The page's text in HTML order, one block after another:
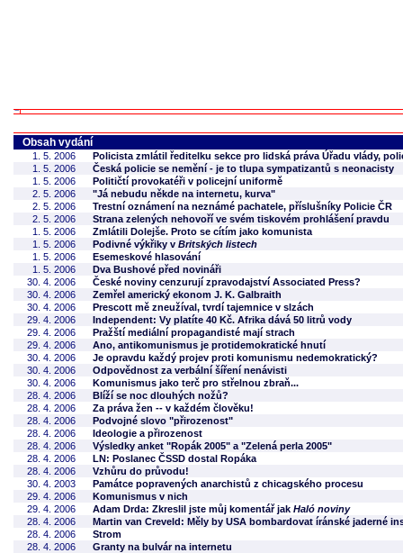
Obsah vydání
1. 5. 2006
Policista zmlátil ředitelku sekce pro lidská práva Úřadu vlády,
1. 5. 2006
Česká policie se nemění - je to tlupa sympatizantů s neonacisty
1. 5. 2006
Političtí provokatéři v policejní uniformě
2. 5. 2006
"Já nebudu někde na internetu, kurva"
2. 5. 2006
Trestní oznámení na neznámé pachatele, příslušníky Policie ČR
2. 5. 2006
Strana zelených nehovoří ve svém tiskovém prohlášení pravdu
1. 5. 2006
Zmlátili Dolejše. Proto se cítím jako komunista
1. 5. 2006
Podivné výkřiky v Britských listech
1. 5. 2006
Esemeskové hlasování
1. 5. 2006
Dva Bushové před novináři
30. 4. 2006
České noviny cenzurují zpravodajství Associated Press?
30. 4. 2006
Zemřel americký ekonom J. K. Galbraith
30. 4. 2006
Prescott mě zneužíval, tvrdí tajemnice v slzách
29. 4. 2006
Independent: Vy platíte 40 Kč. Afrika dává 50 litrů vody
29. 4. 2006
Pražští mediální propagandisté mají strach
29. 4. 2006
Ano, antikomunismus je protidemokratické hnutí
30. 4. 2006
Je opravdu každý projev proti komunismu nedemokratický?
30. 4. 2006
Odpovědnost za verbální šíření nenávisti
30. 4. 2006
Komunismus jako terč pro střelnou zbraň...
28. 4. 2006
Blíží se noc dlouhých nožů?
28. 4. 2006
Za práva žen -- v každém člověku!
28. 4. 2006
Podvojné slovo "přirozenost"
28. 4. 2006
Ideologie a přirozenost
28. 4. 2006
Výsledky anket "Ropák 2005" a "Zelená perla 2005"
28. 4. 2006
LN: Poslanec ČSSD dostal Ropáka
28. 4. 2006
Vzhůru do průvodu!
30. 4. 2003
Památce popravených anarchistů z chicagského procesu
29. 4. 2006
Komunismus v nich
29. 4. 2006
Adam Drda: Zkreslil jste můj komentář jak Haló noviny
28. 4. 2006
Martin van Creveld: Měly by USA bombardovat íránské jaderné
28. 4. 2006
Strom
28. 4. 2006
Granty na bulvár na internetu